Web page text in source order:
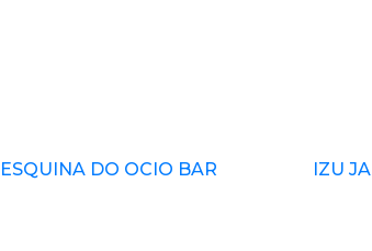
ESQUINA DO OCIO BAR IZU